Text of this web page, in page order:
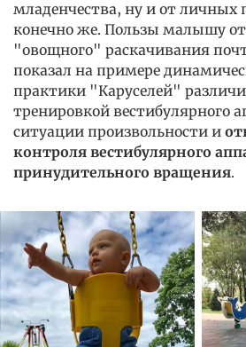
младенчества, ну и от личных
конечно же. Пользы малышу от
"овощного" раскачивания
показал на примере
практики "Каруселей"
тренировкой вестибулярного
ситуации произвольности и
контроля вестибулярного
принудительного вращения.